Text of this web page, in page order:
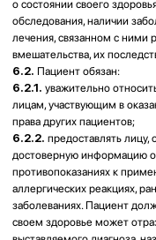
9.3.Клиника рассматривает
до 20 (двадцати) рабочих дней с даты
9.4.В случае, если Пациент не
не получен в установленный срок, он
уполномоченные государственные
Республики Казахстан в порядке,
9.5.Удовлетворение обоснованной
осуществляется путём возврата
устранения выявленных недостатков
соглашению сторон. Возврат денежных
исключительно безналичным способом
10. ЗАКЛЮЧИТЕЛЬНЫЕ ПОЛОЖЕНИЯ
10.1.Настоящая публичная оферта
размещения в Клинике и/или на
бессрочно до момента её отзыва или
10.2.Акцепт настоящей Оферты
безоговорочное согласие со всеми её